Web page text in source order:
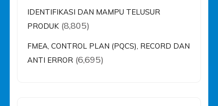
IDENTIFIKASI DAN MAMPU TELUSUR
PRODUK (8,805)
FMEA, CONTROL PLAN (PQCS), RECORD DAN
ANTI ERROR (6,695)